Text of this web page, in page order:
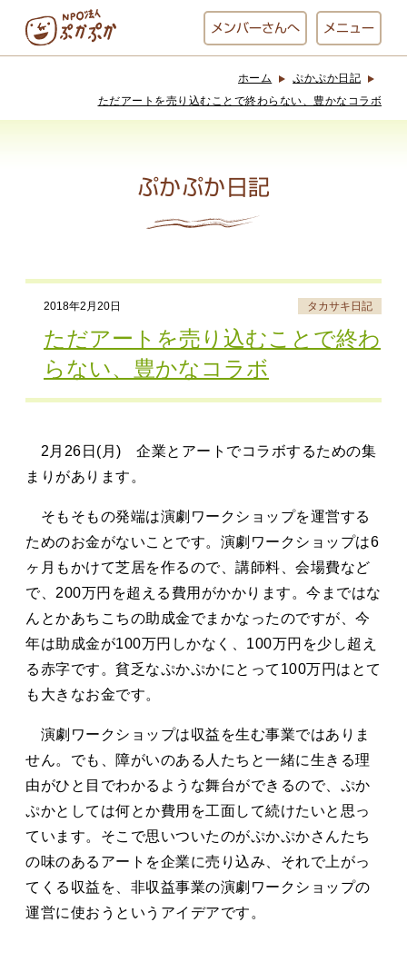
メンバーさんへ メニュー
ぷかぷか
お休み中
アート屋
わんど
でんぱた
ぷかぷかさんと
アクセス 採用情報
お問い合わせ
ホーム
ぷかぷか日記
ただアートを売り込むことで終わらない、豊かなコラボ
ぷかぷか日記
2018年2月20日 タカサキ日記
ただアートを売り込むことで終わ
らない、豊かなコラボ
2月26日(月) 企業とアートでコラボするための集
まりがあります。
そもそもの発端は演劇ワークショップを運営する
ためのお金がないことです。演劇ワークショップは6
ヶ月もかけて芝居を作るので、講師料、会場費など
で、200万円を超える費用がかかります。今まではな
んとかあちこちの助成金でまかなったのですが、今
年は助成金が100万円しかなく、100万円を少し超え
る赤字です。貧乏なぷかぷかにとって100万円はとて
も大きなお金です。
演劇ワークショップは収益を生む事業ではありま
せん。でも、障がいのある人たちと一緒に生きる理
由がひと目でわかるような舞台ができるので、ぷか
ぷかとしては何とか費用を工面して続けたいと思っ
ています。そこで思いついたのがぷかぷかさんたち
の味のあるアートを企業に売り込み、それで上がっ
てくる収益を、非収益事業の演劇ワークショップの
運営に使おうというアイデアです。